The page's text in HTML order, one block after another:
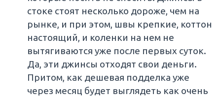
стоке стоят несколько дороже, чем на
рынке, и при этом, швы крепкие, коттон
настоящий, и коленки на нем не
вытягиваются уже после первых суток.
Да, эти джинсы отходят свои деньги.
Притом, как дешевая подделка уже
через месяц будет выглядеть как очень